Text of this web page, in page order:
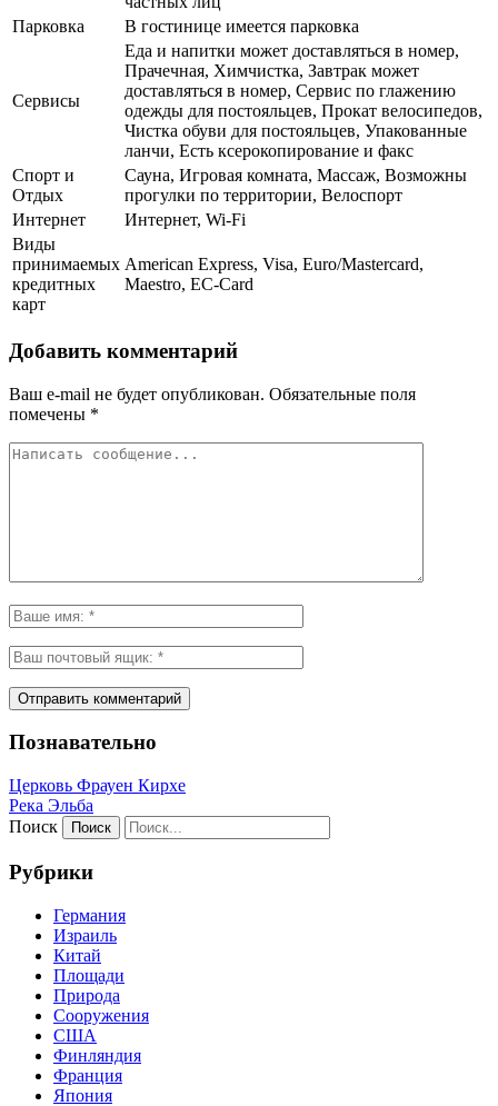
Парковка
В гостинице имеется парковка
Сервисы
Еда и напитки может доставляться в номер,
Прачечная, Химчистка, Завтрак может
доставляться в номер, Сервис по глажению
одежды для постояльцев, Прокат велосипедов,
Чистка обуви для постояльцев, Упакованные
ланчи, Есть ксерокопирование и факс
Спорт и
Отдых
Сауна, Игровая комната, Массаж, Возможны
прогулки по территории, Велоспорт
Интернет
Интернет, Wi-Fi
Виды
принимаемых
кредитных
карт
American Express, Visa, Euro/Mastercard,
Maestro, EC-Card
Добавить комментарий
Ваш e-mail не будет опубликован. Обязательные поля
помечены *
Познавательно
Церковь Фрауен Кирхе
Река Эльба
Поиск
Рубрики
Германия
Израиль
Китай
Площади
Природа
Сооружения
США
Финляндия
Франция
Япония